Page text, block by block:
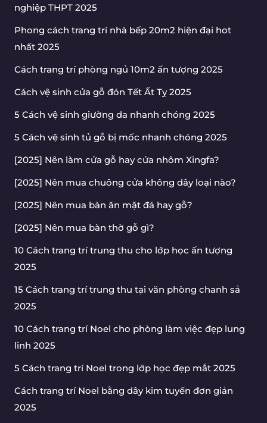
nghiệp THPT 2025
Phong cách trang trí nhà bếp 20m2 hiện đại hot
nhất 2025
Cách trang trí phòng ngủ 10m2 ấn tượng 2025
Cách vệ sinh cửa gỗ đón Tết Ất Tỵ 2025
5 Cách vệ sinh giường da nhanh chóng 2025
5 Cách vệ sinh tủ gỗ bị mốc nhanh chóng 2025
[2025] Nên làm cửa gỗ hay cửa nhôm Xingfa?
[2025] Nên mua chuông cửa không dây loại nào?
[2025] Nên mua bàn ăn mặt đá hay gỗ?
[2025] Nên mua bàn thờ gỗ gì?
10 Cách trang trí trung thu cho lớp học ấn tượng
2025
15 Cách trang trí trung thu tại văn phòng chanh sả
2025
10 Cách trang trí Noel cho phòng làm việc đẹp lung
linh 2025
5 Cách trang trí Noel trong lớp học đẹp mắt 2025
Cách trang trí Noel bằng dây kim tuyến đơn giản
2025